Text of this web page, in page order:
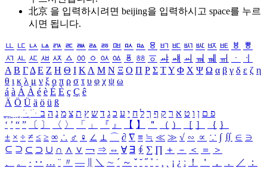
北京 을 입력하시려면 beijing을 입력하시고 space를 누르
시면 됩니다.
ㅥ ㅦ ㅧ ㅨ ㅩ ㅪ ㅫ ㅬ ㅭ ㅮ ㅯ ㅰ ㅱ ㅲ ㅳ ㅴ ㅵ ㅶ ㅷ ㅸ
ㅹ
ㅺ ㅻ ㅼ ㅽ ㅾ ㅿ ㆀ ㆁ ㆂ ㆃ ㆄ ㆅ ㆆ ㆇ ㆈ ㆉ ㆊ ㆋ ㆌ ㆍ
ㆎ
Α Β ΓΔ Ε Ζ Η Θ Ι ΚΛ Μ Ν Ξ Ο Π Ρ Σ ΤΥ Φ Χ Ψ Ω α β γ δ ε ζ η
θ ι κ λ μ ν ξ ο π ρ σ τ υ φ χ ψ ω
á à Á À é è É È ç Ç ê
Ä Ö Ü ä ö ü ß
ִֶֹ ֻּ ׁׂ פ ם ן ו ט א ר ק ף ך ל ח י ע כ ג ד ש ץ ת צ מ נ ה ב
‘ ’ “ ” 〔 〕 〈 〉 「 」 『 』 【 】 ＂ （ ） ［ ］ ｛ ｝
± × ÷ ≠ ≤ ≥ ∞ ∴ ♂ ♀ ∠ ⊥ ⌒ ∂ ∇ ≡ ≒ ≪ ≫ √ ∽ ∝ ∵ ∫ ∬ ∈ ∋
⊆ ⊇ ⊂ ⊃ ∪ ∩ ∧ ∨ ￢ ⇒ ⇔ ∀ ∃ ∮ ∑ ∏ ＋ － ＜ ＝
＞
、
。 · ‥ … ¨ 〃 ― ＼ ∼ ´ ～ ˇ ˘ ˝ ˚ ˙ ¸ ¡ ¿ ː ！ ＇ ， ． ／
：